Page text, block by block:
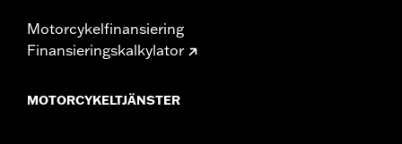
Motorcykelfinansiering
Finansieringskalkylator
MOTORCYKELTJÄNSTER